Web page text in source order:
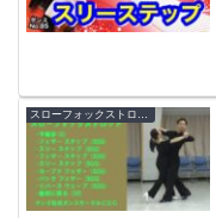
スローフォックストロット